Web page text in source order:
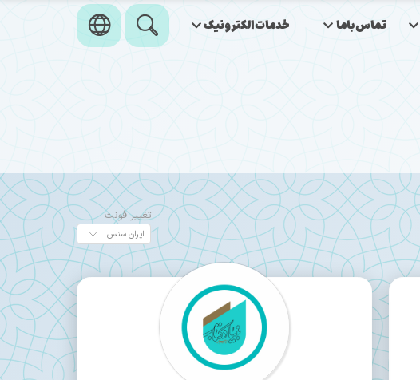
تماس‌باما خدمات‌الکترونیک
تغییر فونت